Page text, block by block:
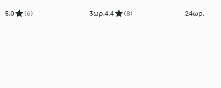
5.0 (6) 3ωρ.4.4 (8) 24ωρ.